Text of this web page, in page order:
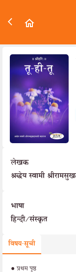
लेखक
श्रद्धेय स्वामी
भाषा
हिन्दी/संस्कृत
विषय-सूची
•प्रथम पृष्ठ